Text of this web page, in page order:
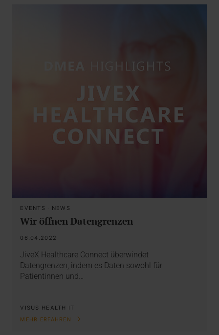
EVENTS · NEWS
Wir öffnen Datengrenzen
06.04.2022
JiveX Healthcare Connect überwindet
Datengrenzen, indem es Daten sowohl für
Patientinnen und…
VISUS HEALTH IT
MEHR ERFAHREN